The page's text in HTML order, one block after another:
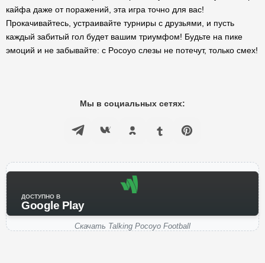
кайфа даже от поражений, эта игра точно для вас!
Прокачивайтесь, устраивайте турниры с друзьями, и пусть
каждый забитый гол будет вашим триумфом! Будьте на пике
эмоций и не забывайте: с Pocoyo слезы не потечут, только смех!
Мы в социальных сетях:
ДОСТУПНО В
Google Play
Скачать Talking Pocoyo Football